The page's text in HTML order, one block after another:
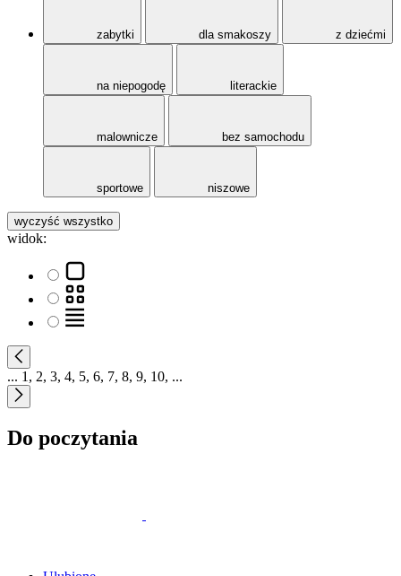
zabytki dla smakoszy z dziećmi
na niepogodę literackie
malownicze bez samochodu
sportowe niszowe
wyczyść wszystko
widok:
... 1 , 2, 3, 4, 5, 6, 7, 8, 9, 10, ...
Do poczytania